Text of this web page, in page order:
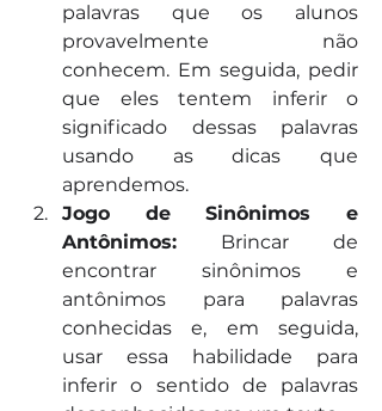
palavras que os alunos
provavelmente não
conhecem. Em seguida, pedir
que eles tentem inferir o
significado dessas palavras
usando as dicas que
aprendemos.
Jogo de Sinônimos e
Antônimos: Brincar de
encontrar sinônimos e
antônimos para palavras
conhecidas e, em seguida,
usar essa habilidade para
inferir o sentido de palavras